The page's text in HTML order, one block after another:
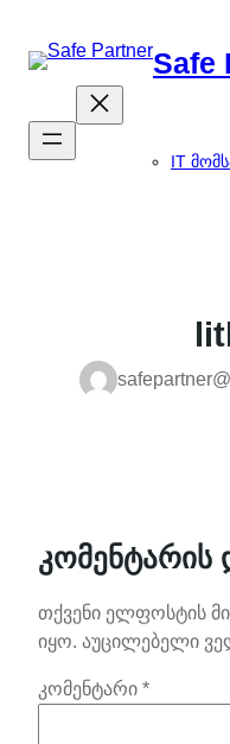
გადასვლა
Safe
IT
კომენტარის
თქვენი ელფოსტის
იყო. აუცილებელი
კომენტარი *